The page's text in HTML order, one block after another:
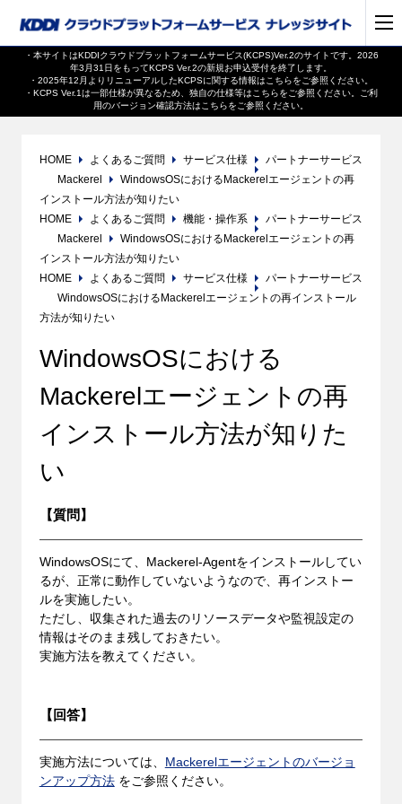
・本サイトはKDDIクラウドプラットフォームサービス(KCPS)Ver.2のサイトです。2026
年3月31日をもってKCPS Ver.2の新規お申込受付を終了します。
・2025年12月よりリニューアルしたKCPSに関する情報は こちらをご参照ください。
・KCPS Ver.1は一部仕様が異なるため、独自の仕様等は こちらをご参照ください。ご利
用のバージョン確認方法は こちらをご参照ください。
HOME よくあるご質問 サービス仕様
パートナーサービス
Mackerel
WindowsOSにおけるMackerelエージェントの再
インストール方法が知りたい
HOME
よくあるご質問 機能・操作系
パートナーサービス
Mackerel
WindowsOSにおけるMackerelエージェントの再
インストール方法が知りたい
HOME
よくあるご質問 サービス仕様
パートナーサービス
WindowsOSにおけるMackerelエージェントの再インストール
方法が知りたい
WindowsOSにおける
Mackerelエージェントの再
インストール方法が知りた
い
【質問】
WindowsOSにて、Mackerel-Agentをインストールしてい
るが、正常に動作していないようなので、再インストー
ルを実施したい。
ただし、収集された過去のリソースデータや監視設定の
情報はそのまま残しておきたい。
実施方法を教えてください。
【回答】
実施方法については、 Mackerelエージェントのバージョ
ンアップ方法をご参照ください。